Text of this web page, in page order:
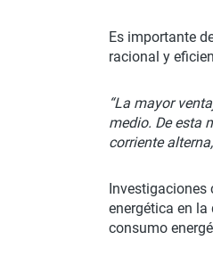
Es importante
racional y
“La mayor
medio. De esta
corriente
Investigaciones
energética en
consumo